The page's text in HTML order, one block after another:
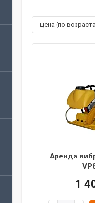
Цена (по
Аренда
1